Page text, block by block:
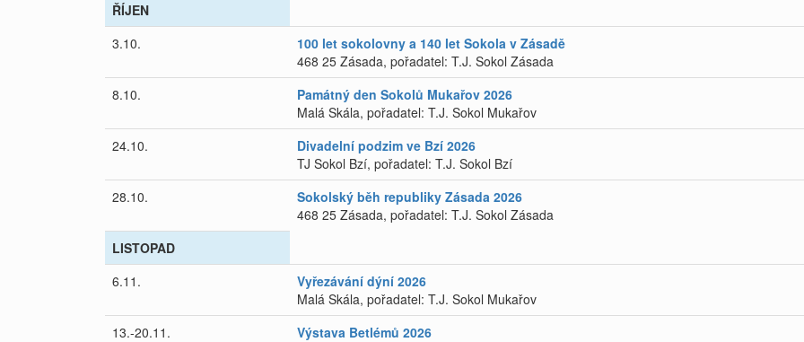
ŘÍJEN
3.10.
100 let sokolovny a 140 let Sokola v Zásadě
468 25 Zásada, pořadatel: T.J. Sokol Zásada
8.10.
Památný den Sokolů Mukařov 2026
Malá Skála, pořadatel: T.J. Sokol Mukařov
24.10.
Divadelní podzim ve Bzí 2026
TJ Sokol Bzí, pořadatel: T.J. Sokol Bzí
28.10.
Sokolský běh republiky Zásada 2026
468 25 Zásada, pořadatel: T.J. Sokol Zásada
LISTOPAD
6.11.
Vyřezávání dýní 2026
Malá Skála, pořadatel: T.J. Sokol Mukařov
13.-20.11.
Výstava Betlémů 2026